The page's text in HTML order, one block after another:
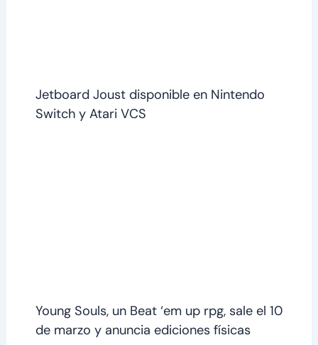
Jetboard Joust disponible en Nintendo
Switch y Atari VCS
Young Souls, un Beat ‘em up rpg, sale el 10
de marzo y anuncia ediciones físicas